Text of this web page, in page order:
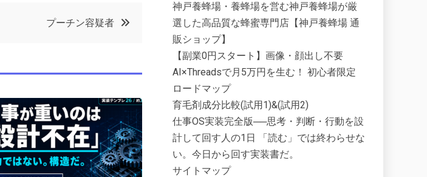
プーチン容疑者
神戸養蜂場・養蜂場を営む神戸養蜂場が厳
選した高品質な蜂蜜専門店【神戸養蜂場 通
販ショップ】
【副業0円スタート】画像・顔出し不要
AI×Threadsで月5万円を生む！ 初心者限定
ロードマップ
育毛剤成分比較(試用1)&(試用2)
仕事OS実装完全版──思考・判断・行動を設
計して回す人の1日 「読む」では終わらせな
い。今日から回す実装書だ。
サイトマップ